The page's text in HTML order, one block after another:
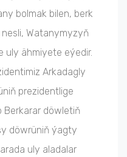
bolmak bilen, berk
Watanymyzyň
uly ähmiyete eýedir.
Arkadagly
prezidentlige
Berkarar döwletiň
döwrüniň ýagty
uly aladalar